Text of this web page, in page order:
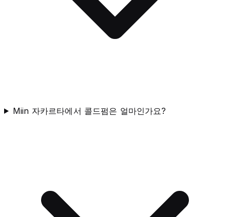
Miin 자카르타에서 콜드펌은 얼마인가요?